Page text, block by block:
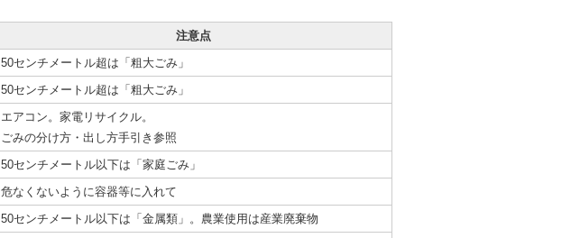
注意点
50センチメートル超は「粗大ごみ」
50センチメートル超は「粗大ごみ」
エアコン。家電リサイクル。
ごみの分け方・出し方手引き参照
50センチメートル以下は「家庭ごみ」
危なくないように容器等に入れて
50センチメートル以下は「金属類」。農業使用は産業廃棄物